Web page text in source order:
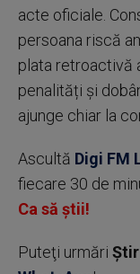
acte oficiale.
persoana riscă
plata retroactivă
penalități și
ajunge chiar la
Ascultă Digi FM
fiecare 30 de
Ca să știi!
Puteţi urmări